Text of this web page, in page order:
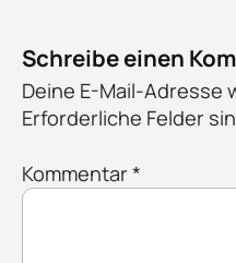
Schreibe einen
Deine E-Mail-Adresse
Erforderliche Felder
Kommentar *